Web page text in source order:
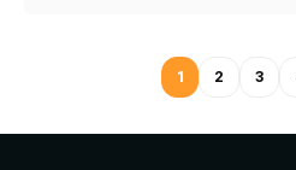
1 2 3